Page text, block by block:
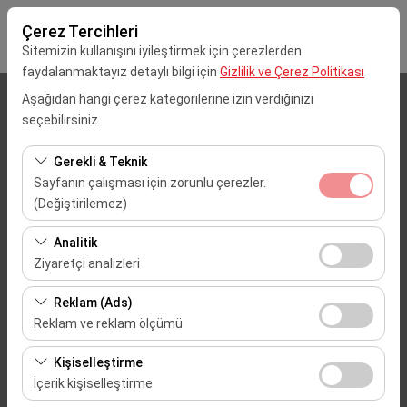
Çerez Tercihleri
Sitemizin kullanışını iyileştirmek için çerezlerden
faydalanmaktayız detaylı bilgi için Gizlilik ve Çerez Politikası
Aşağıdan hangi çerez kategorilerine izin verdiğinizi
seçebilirsiniz.
Gerekli & Teknik
Sayfanın çalışması için zorunlu çerezler.
(Değiştirilemez)
Bu çerezler sitenin doğru şekilde çalışması, güvenlik,
oturum yönetimi ve temel işlevler için gereklidir. Devre
dışı bırakılamaz.
Analitik
Ziyaretçi analizleri
Bu çerezler, sitemizin nasıl kullanıldığını (ziyaretçi sayısı,
en çok ziyaret edilen sayfalar, kullanıcı davranışları)
analiz etmemizi sağlar. Bu veriler, web sitesi
performansını ölçmek ve kullanıcı deneyimini sürekli
iyileştirmek için kullanılır.
Reklam (Ads)
Reklam ve reklam ölçümü
Bu çerezler, size ilgi alanlarınıza uygun kişiselleştirilmiş
reklamlar göstermemize ve reklam kampanyalarımızın
etkinliğini (gösterim sayısı, tıklama oranı) ölçmemize
Kişiselleştirme
İçerik kişiselleştirme
Alış Lokasyonu
Mersin Çukurova Uluslararası Havalimanı (Dış Hatlar)
Aracı farklı bir lokasyona bırakacağım
Alış Tarih & Saat
Bırakış Tarih & Saat